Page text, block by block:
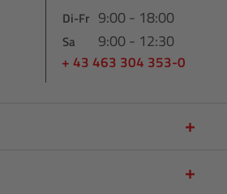
Di-Fr 9:00 - 18:00
Sa 9:00 - 12:30
+ 43 463 304 353-0